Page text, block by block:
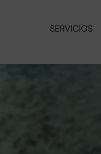
SERVICIOS